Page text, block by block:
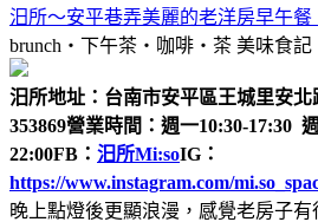
汨所～安平巷弄美麗的老洋房早午
brunch‧下午茶‧咖啡‧茶 美味食記
汨所地址：台南市安平區王城里安北
353869營業時間：週一10:30-17:30
22:00FB： 汨所Mi:soIG：
https://www.instagram.com/
晚上點燈後更顯浪漫，感覺老房子